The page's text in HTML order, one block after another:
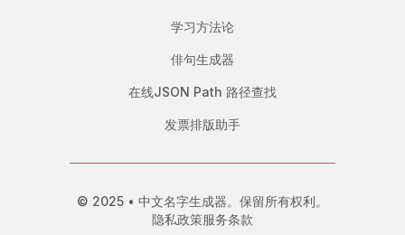
学习方法论
俳句生成器
在线JSON Path 路径查找
发票排版助手
© 2025 • 中文名字生成器。保留所有权利。
隐私政策服务条款